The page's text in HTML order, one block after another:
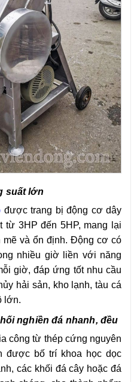
suất lớn
được trang bị động cơ dây
từ 3HP đến 5HP, mang lại
mẽ và ổn định. Động cơ có
nhiều giờ liền với năng
giờ, đáp ứng tốt nhu cầu
hải sản, kho lạnh, tàu cá
lớn.
nghiền đá nhanh, đều
công từ thép cứng nguyên
được bố trí khoa học dọc
các khối đá cây hoặc đá